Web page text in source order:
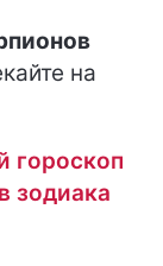
на
гороскоп
зодиака